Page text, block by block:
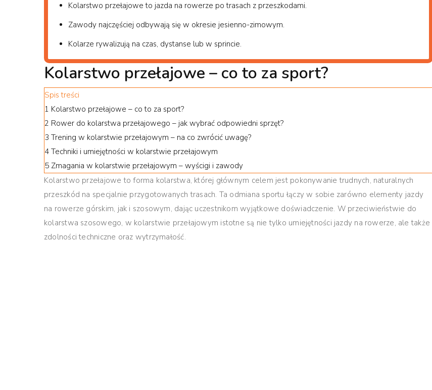
Kolarstwo przełajowe to jazda na rowerze po trasach z przeszkodami.
Zawody najczęściej odbywają się w okresie jesienno-zimowym.
Kolarze rywalizują na czas, dystanse lub w sprincie.
Kolarstwo przełajowe – co to za sport?
Spis treści
1 Kolarstwo przełajowe – co to za sport?
2 Rower do kolarstwa przełajowego – jak wybrać odpowiedni sprzęt?
3 Trening w kolarstwie przełajowym – na co zwrócić uwagę?
4 Techniki i umiejętności w kolarstwie przełajowym
5 Zmagania w kolarstwie przełajowym – wyścigi i zawody
Kolarstwo przełajowe to forma kolarstwa, której głównym celem jest pokonywanie trudnych, naturalnych
przeszkód na specjalnie przygotowanych trasach. Ta odmiana sportu łączy w sobie zarówno elementy jazdy
na rowerze górskim, jak i szosowym, dając uczestnikom wyjątkowe doświadczenie. W przeciwieństwie do
kolarstwa szosowego, w kolarstwie przełajowym istotne są nie tylko umiejętności jazdy na rowerze, ale także
zdolności techniczne oraz wytrzymałość.